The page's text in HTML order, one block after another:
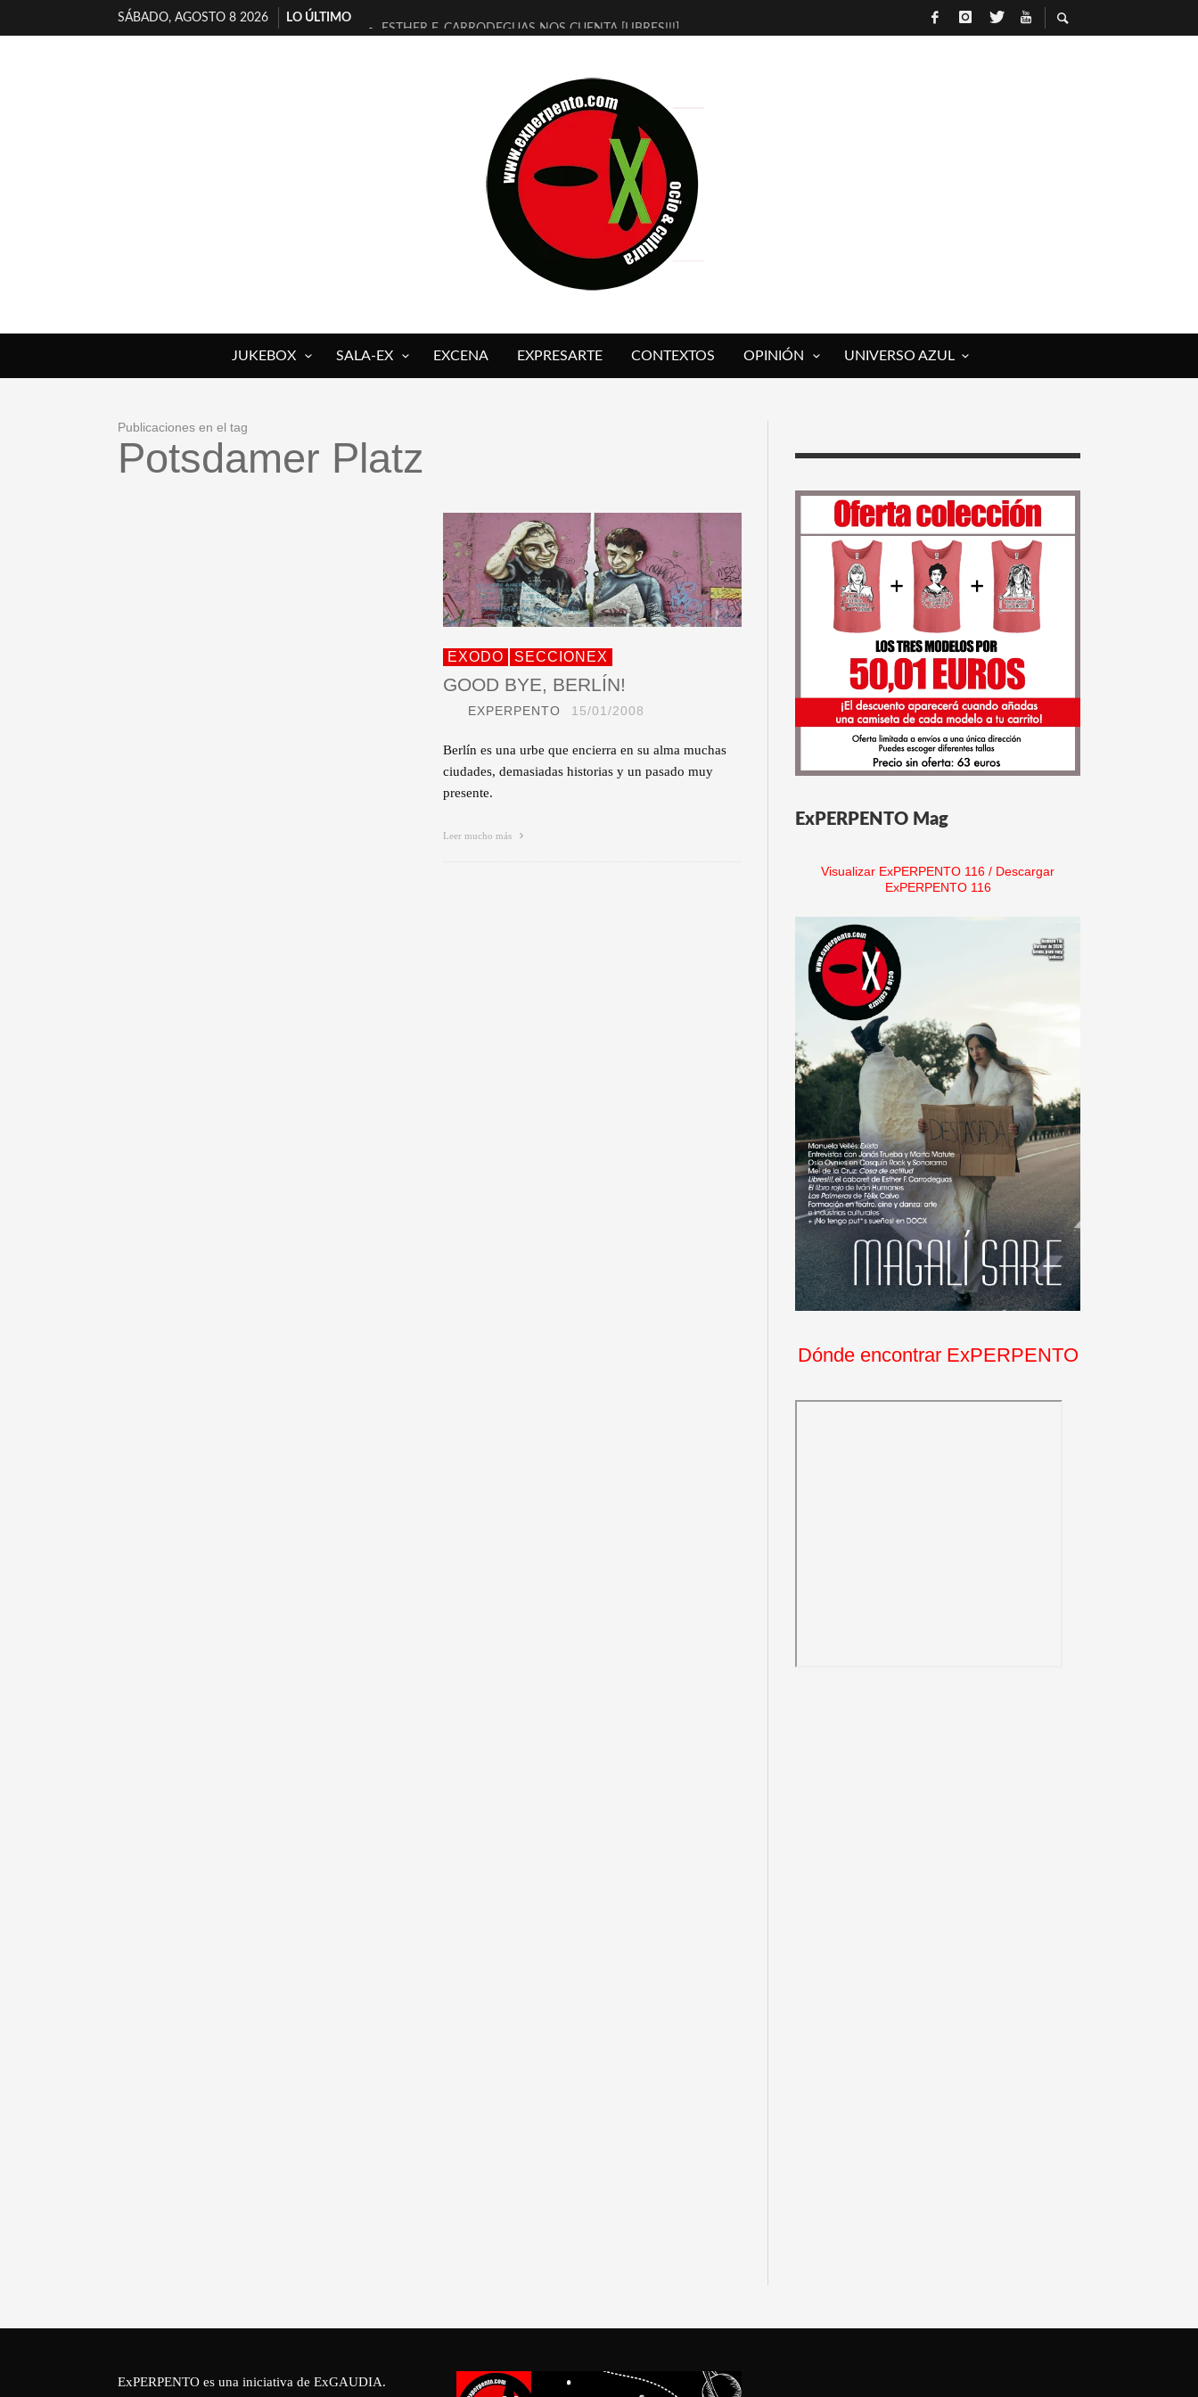
SÁBADO, AGOSTO 8 2026
LO ÚLTIMO
ESTHER F. CARRODEGUAS NOS CUENTA [LIBRES!!!]
[ELECTRA JONDA] DE JUAN GUERRERO ZAMORA
TIMBRE 4, LA ESCUELA DEL DIRECTOR TEATRAL CLAUDIO TOLCACHIR
30 AÑOS (NO ES NADA) DE LA KATARSIS DEL TOMATAZO
MILITARES JUDÍAS EN #EXVITA
D’BALDOMEROS REINVENTAN [BITÁCORA 3.0] EN EXVITA
MARSHALL FLASH PRESENTA EN EXVITA [RELATIVA SENCILLEZ]
JOFRE BARDAGÍ EN EXVITA INTERPRETANDO A SERRAT
JUKEBOX SALA-EX EXCENA EXPRESARTE CONTEXTOS OPINIÓN UNIVERSO AZUL
Publicaciones en el tag
Potsdamer Platz
EXODO SECCIONEX
GOOD BYE, BERLÍN!
EXPERPENTO 15/01/2008
Berlín es una urbe que encierra en su alma muchas
ciudades, demasiadas historias y un pasado muy
presente.
Leer mucho más
ExPERPENTO Mag
Visualizar ExPERPENTO 116 / Descargar
ExPERPENTO 116
Dónde encontrar ExPERPENTO
ExPERPENTO es una iniciativa de ExGAUDIA.